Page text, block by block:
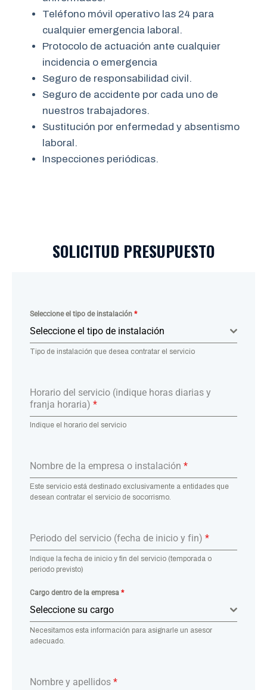
Teléfono móvil operativo las 24 para
cualquier emergencia laboral.
Protocolo de actuación ante cualquier
incidencia o emergencia
Seguro de responsabilidad civil.
Seguro de accidente por cada uno de
nuestros trabajadores.
Sustitución por enfermedad y absentismo
laboral.
Inspecciones periódicas.
SOLICITUD PRESUPUESTO
Seleccione el tipo de instalación *
Seleccione el tipo de instalación
Tipo de instalación que desea contratar el servicio
Horario del servicio (indique horas diarias y
franja horaria) *
Indique el horario del servicio
Nombre de la empresa o instalación *
Este servicio está destinado exclusivamente a entidades que
desean contratar el servicio de socorrismo.
Periodo del servicio (fecha de inicio y fin) *
Indique la fecha de inicio y fin del servicio (temporada o
periodo previsto)
Cargo dentro de la empresa *
Seleccione su cargo
Necesitamos esta información para asignarle un asesor
adecuado.
Nombre y apellidos *